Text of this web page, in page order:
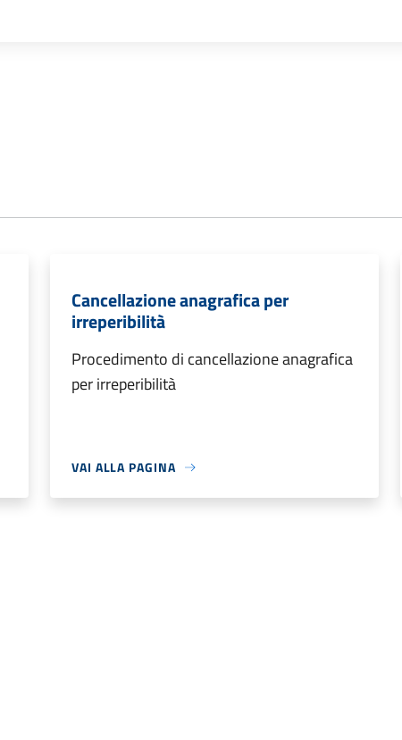
Cancellazione anagrafica per
irreperibilità
Procedimento di cancellazione anagrafica
per irreperibilità
VAI ALLA PAGINA